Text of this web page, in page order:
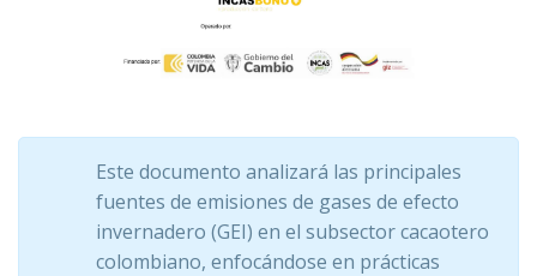
Este documento analizará las principales
fuentes de emisiones de gases de efecto
invernadero (GEI) en el subsector cacaotero
colombiano, enfocándose en prácticas